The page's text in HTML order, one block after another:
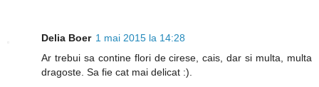
Delia Boer 1 mai 2015 la 14:28
Ar trebui sa contine flori de cirese, cais, dar si multa, multa
dragoste. Sa fie cat mai delicat :).